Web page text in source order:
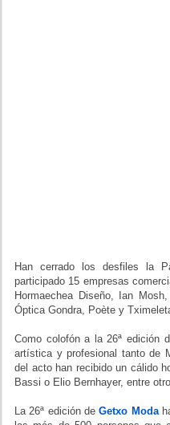
Han cerrado los desfiles la
participado 15 empresas
Hormaechea Diseño, Ian
Óptica Gondra, Poète y
Como colofón a la 26ª edición
artística y profesional tanto de
del acto han recibido un cálido
Bassi o Elio Bernhayer, entre
La 26ª edición deGetxo Moda